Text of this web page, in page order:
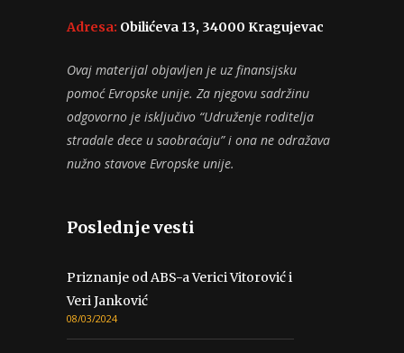
Adresa: Obilićeva 13, 34000 Kragujevac
Ovaj materijal objavljen je uz finansijsku
pomoć Evropske unije. Za njegovu sadržinu
odgovorno je isključivo “Udruženje roditelja
stradale dece u saobraćaju” i ona ne odražava
nužno stavove Evropske unije.
Poslednje vesti
Priznanje od ABS-a Verici Vitorović i
Veri Janković
08/03/2024